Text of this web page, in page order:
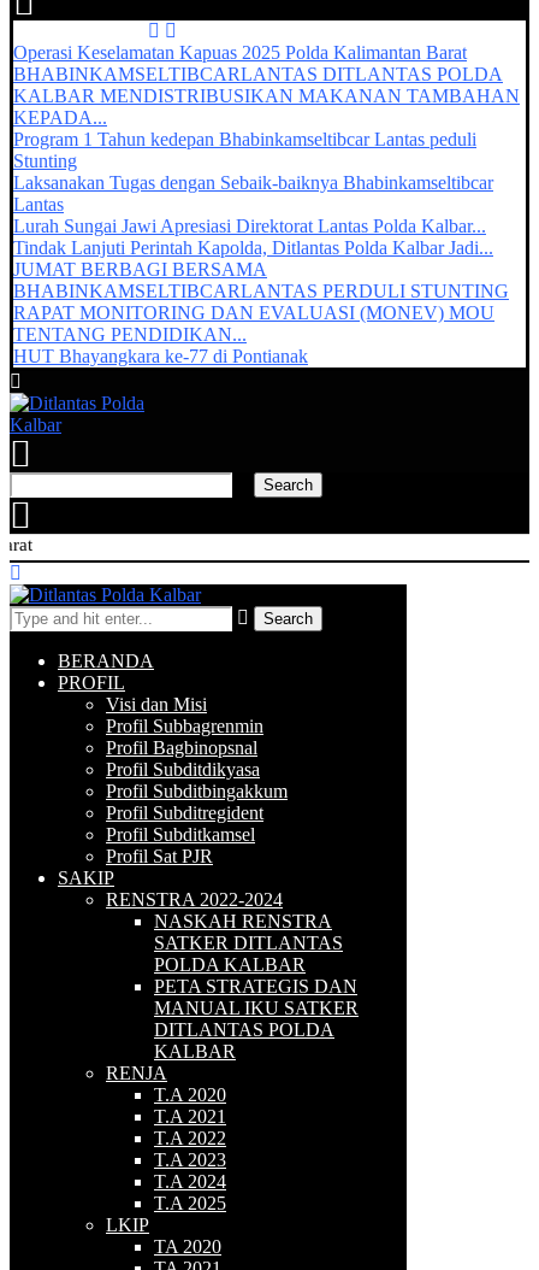
Operasi Keselamatan Kapuas 2025 Polda Kalimantan Barat
BHABINKAMSELTIBCARLANTAS DITLANTAS POLDA
KALBAR MENDISTRIBUSIKAN MAKANAN TAMBAHAN
KEPADA...
Program 1 Tahun kedepan Bhabinkamseltibcar Lantas peduli
Stunting
Laksanakan Tugas dengan Sebaik-baiknya Bhabinkamseltibcar
Lantas
Lurah Sungai Jawi Apresiasi Direktorat Lantas Polda Kalbar...
Tindak Lanjuti Perintah Kapolda, Ditlantas Polda Kalbar Jadi...
JUMAT BERBAGI BERSAMA
BHABINKAMSELTIBCARLANTAS PERDULI STUNTING
RAPAT MONITORING DAN EVALUASI (MONEV) MOU
TENTANG PENDIDIKAN...
HUT Bhayangkara ke-77 di Pontianak
Search
BERANDA
PROFIL
Visi dan Misi
Profil Subbagrenmin
Profil Bagbinopsnal
Profil Subditdikyasa
Profil Subditbingakkum
Profil Subditregident
Profil Subditkamsel
Profil Sat PJR
SAKIP
RENSTRA 2022-2024
NASKAH RENSTRA
SATKER DITLANTAS
POLDA KALBAR
PETA STRATEGIS DAN
MANUAL IKU SATKER
DITLANTAS POLDA
KALBAR
RENJA
T.A 2020
T.A 2021
T.A 2022
T.A 2023
T.A 2024
T.A 2025
LKIP
TA 2020